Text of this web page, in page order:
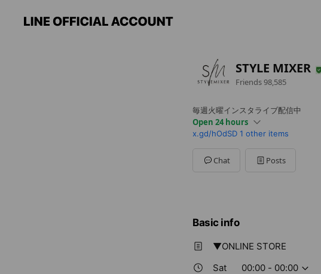
STYLE MIXER
Friends98,585
毎週火曜インスタライブ配信中
Open 24 hours
Sun00:00 - 00:00
Tue00:00 - 00:00
x.gd/hOdSD 1 other items
Chat Posts
Basic info
▼ONLINE STORE
Sat
00:00 - 00:00